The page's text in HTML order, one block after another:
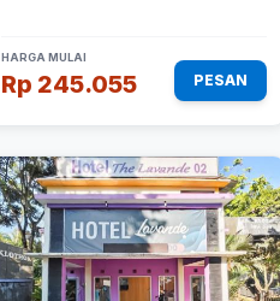
HARGA MULAI
Rp 245.055 PESAN